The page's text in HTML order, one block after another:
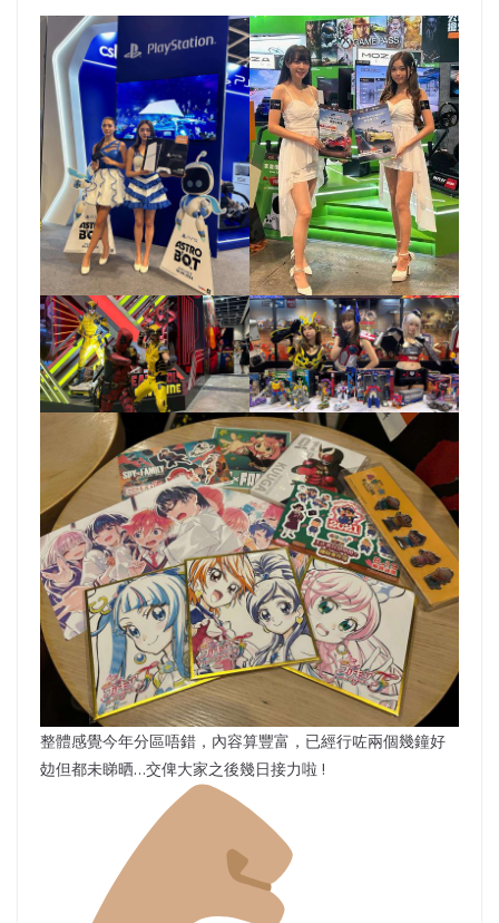
整體感覺今年分區唔錯，內容算豐富，已經行咗兩個幾鐘好
攰但都未睇晒…交俾大家之後幾日接力啦 !